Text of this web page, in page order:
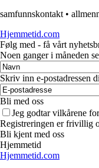
samfunnskontakt •
Hjemmetid.com
Følg med - få vårt
Noen ganger i måneden
Skriv inn e-postadressen
Bli med oss
Jeg godtar vilkårene
Registreringen er frivillig
Bli kjent med oss
Hjemmetid
Hjemmetid.com